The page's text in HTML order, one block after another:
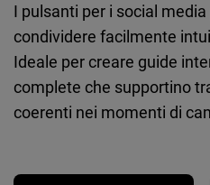
I pulsanti per i social
condividere facilmente
Ideale per creare guide
complete che supportino
coerenti nei momenti di